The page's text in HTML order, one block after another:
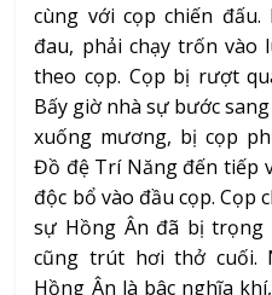
cùng với cọp chiến
đau, phải chạy trốn vào
theo cọp. Cọp bị rượt
Bấy giờ nhà sự bước
xuống mương, bị cọp
Đồ đệ Trí Năng đến tiếp
độc bổ vào đầu cọp. Cọp
sự Hồng Ân đã bị
cũng trút hơi thở cuối.
Hồng Ân là bâc nghĩa